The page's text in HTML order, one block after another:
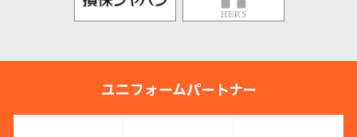
ユニフォームパートナー